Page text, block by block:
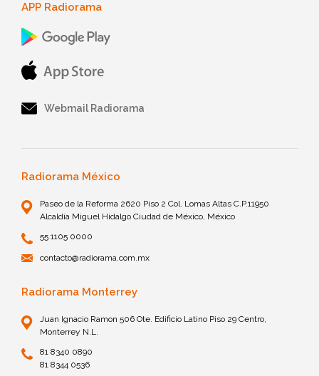
APP Radiorama
Webmail Radiorama
Radiorama México
Paseo de la Reforma 2620 Piso 2 Col. Lomas Altas C.P.11950
Alcaldía Miguel Hidalgo Ciudad de México, México
55 1105 0000
contacto@radiorama.com.mx
Radiorama Monterrey
Juan Ignacio Ramon 506 Ote. Edificio Latino Piso 29 Centro,
Monterrey N.L.
81 8340 0890
81 8344 0536